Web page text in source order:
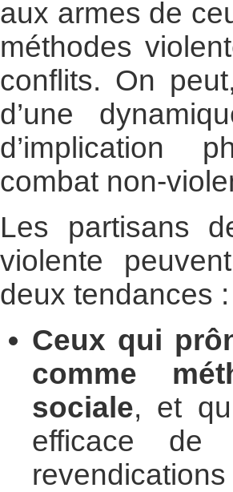
aux armes de
méthodes
conflits. On
d’une
d’implication
combat non-
Les partisans
violente
deux tendances :
Ceux qui
comme
sociale, et
efficace de
revendications